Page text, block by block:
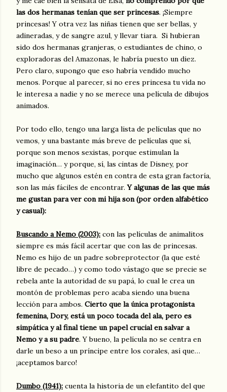
las dos hermanas tenían que ser princesas. ¡Siempre
princesas! Y otra vez las niñas tienen que ser bellas, y
adineradas, y de sangre azul, y llevar tiara. Si hubieran
sido dos hermanas granjeras, o estudiantes de chino, o
exploradoras del Amazonas, le habría puesto un diez.
Pero claro, supongo que eso habría vendido mucho
menos. Porque al parecer, si no eres princesa tu vida no
le interesa a nadie y no se merece una película de dibujos
animados.
Por todo ello, tengo una larga lista de películas que no
vemos, y una bastante más breve de películas que sí,
porque son menos sexistas, porque estimulan la
imaginación… y porque, sí, las cintas de Disney, por
mucho que algunos estén en contra de esta gran factoría,
son las más fáciles de encontrar.Y algunas de las que más
me gustan para ver con mi hija son (por orden alfabético
y casual):
Buscando a Nemo (2003): con las películas de animalitos
siempre es más fácil acertar que con las de princesas.
Nemo es hijo de un padre sobreprotector (la que esté
libre de pecado…) y como todo vástago que se precie se
rebela ante la autoridad de su papá, lo cual le crea un
montón de problemas pero acaba siendo una buena
lección para ambos. Cierto que la única protagonista
femenina, Dory, está un poco tocada del ala, pero es
simpática y al final tiene un papel crucial en salvar a
Nemo y a su padre. Y bueno, la película no se centra en
darle un beso a un príncipe entre los corales, así que…
¡aceptamos barco!
Dumbo (1941): cuenta la historia de un elefantito del que